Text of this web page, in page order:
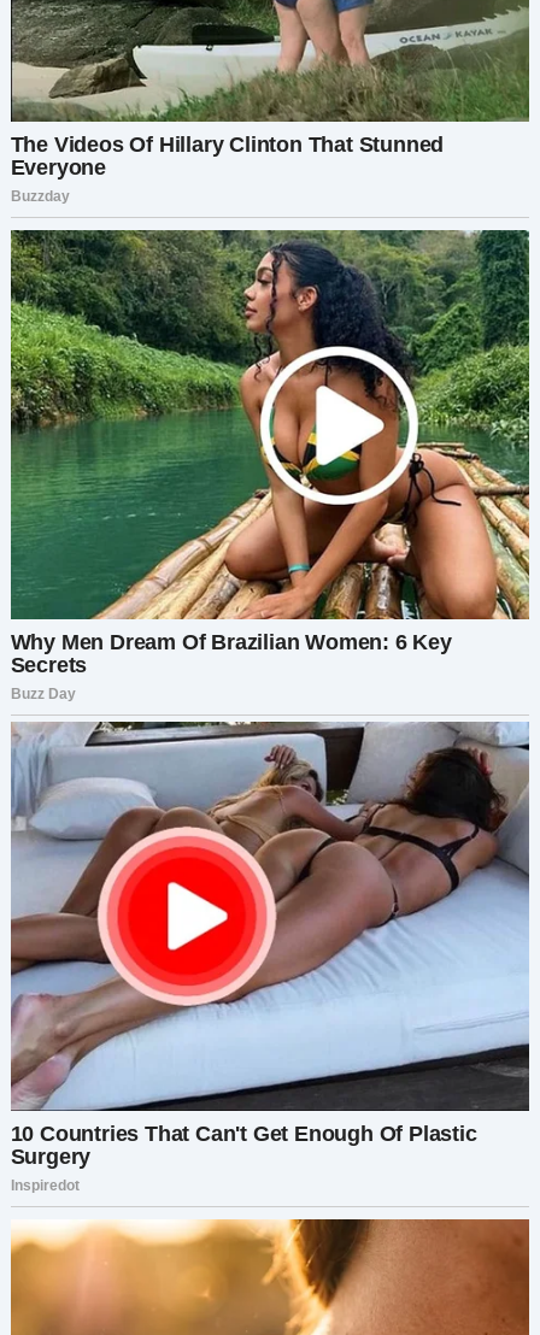
дам у подъезда — они довольны.
На кухонном столе — початые сливки, мой
любимый апельсиновый ликёр и две стопки. На
тарелке истекает соком затейливая горка
фруктов. Эта дура ещё тут хозяйничала!
Костя бочком протискивается мимо меня и
свешивается из окна.
— Поймала тебя с поличным, коняга твоя? —
ехидничает снизу Люська.
Замечательно! Весь двор уже в курсе
похождений моего муженька. Иду в прихожую
и натягиваю брюки и пиджак. Придирчиво
оглядываю взглядом свою тощую фигурку и
вспоминаю слова свекрови: «Оленька,
мужчины не собаки — на кости-то не шибко
бросаются. Давай тебе ещё сальца на
хлебушек резану». Достаю из сумки смартфон и
набираю Андрюху, Жужиного мужа. Надеюсь,
он не в очередном дальнобое.
— Ольга, вот уж не ожидал! — зевает Андрюха в
трубку. — Тебя чего, с работы выгнали?
— Да, хочу к тебе в напарницы попроситься, —
сажусь на скамеечку, обтянутую верблюжьей
кожей. — Аня у нас мылась, одежду намочила.
Принеси ей что-нибудь переодеться.
— Оля, что ты делаешь? — шипит Костя и хочет
отобрать у меня телефон, но я удерживаю мужа
на расстоянии вытянутой ноги.
— Не понял? — Андрея точно к электричеству
подключили.
— А ты приходи, поймёшь.
— Что ты наделала? — ревёт белугой Жужа в
ванной. — У нас двое детей!
Не обращая внимания на её завывания,
запираю входную дверь изнутри и кладу в
карман свои и Костины ключи.
— Думаю, Андрюха здесь будет минут через
пять, — заявляю мужу, присаживаясь на
тумбочку и смотрю на часы. — Время пошло. И
не вздумай прихватить лишнего.
Вряд ли у него это получится. В семейной
шкатулке денег на месяц. Остальное я всё
храню на счетах, зная какой муж транжира …